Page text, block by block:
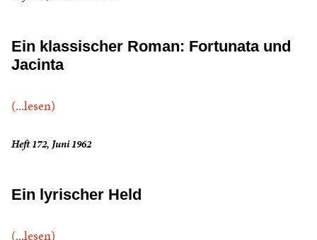
Ein klassischer Roman: Fortunata und
Jacinta
(...lesen)
Heft 172, Juni 1962
Ein lyrischer Held
(...lesen)